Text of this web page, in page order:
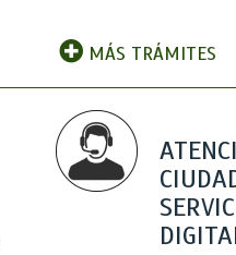
MÁS TRÁMITES